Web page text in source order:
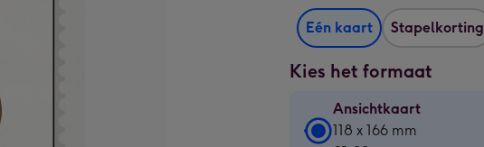
Eén kaart Stapelkorting
Kies het formaat
Ansichtkaart
Ansichtkaart
118 x 166 mm